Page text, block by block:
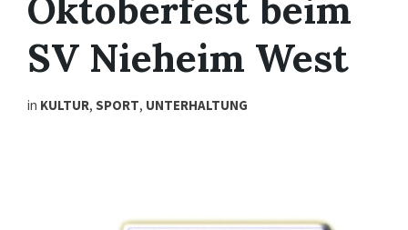
SV Nieheim West
in KULTUR, SPORT, UNTERHALTUNG